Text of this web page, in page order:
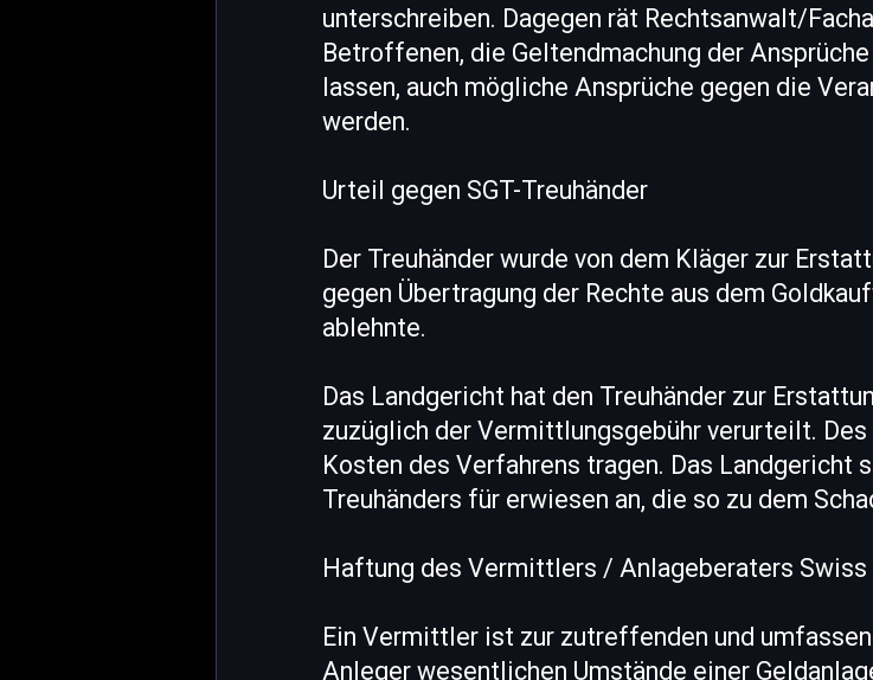
unterschreiben. Dagegen rät Rechtsanwalt/
Betroffenen, die Geltendmachung der
lassen, auch mögliche Ansprüche gegen die
werden.
Urteil gegen SGT-Treuhänder
Der Treuhänder wurde von dem Kläger zur
gegen Übertragung der Rechte aus dem
ablehnte.
Das Landgericht hat den Treuhänder zur
zuzüglich der Vermittlungsgebühr verurteilt.
Kosten des Verfahrens tragen. Das Landgericht
Treuhänders für erwiesen an, die so zu dem
Haftung des Vermittlers / Anlageberaters Swiss
Ein Vermittler ist zur zutreffenden und
Anleger wesentlichen Umstände einer